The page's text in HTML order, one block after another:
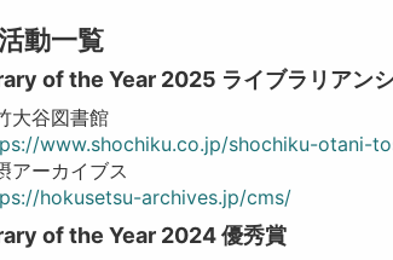
動一覧
of the Year 2025 ライブラリアン
大谷図書館
www.shochiku.co.jp/shochiku-otani-
アーカイブス
hokusetsu-archives.jp/cms/
of the Year 2024 優秀賞